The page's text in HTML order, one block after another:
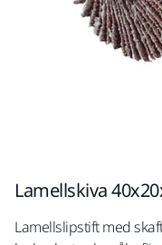
Lamellskiva
Lamellslipstift med